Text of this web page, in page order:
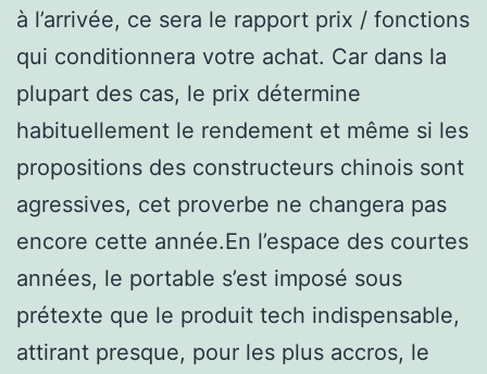
à l’arrivée, ce sera le rapport prix / fonctions
qui conditionnera votre achat. Car dans la
plupart des cas, le prix détermine
habituellement le rendement et même si les
propositions des constructeurs chinois sont
agressives, cet proverbe ne changera pas
encore cette année.En l’espace des courtes
années, le portable s’est imposé sous
prétexte que le produit tech indispensable,
attirant presque, pour les plus accros, le